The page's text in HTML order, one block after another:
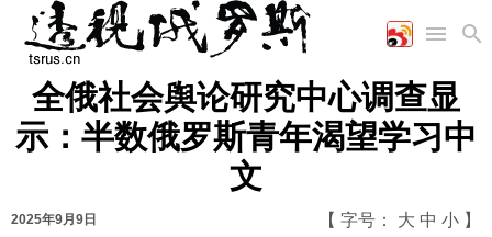
首页
空军
海军
军事合作
财经
商业
能源
文艺
教育
娱乐
图片新闻
高清图片
视频
全俄社会舆论研究中心调查显
示：半数俄罗斯青年渴望学习中
文
2025年9月9日 【 字号： 大 中 小 】